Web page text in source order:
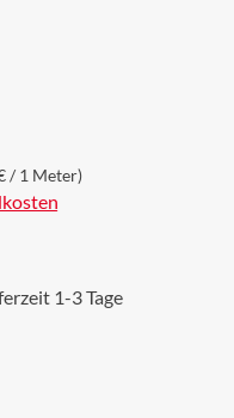
/ 1 Meter)
1-3 Tage